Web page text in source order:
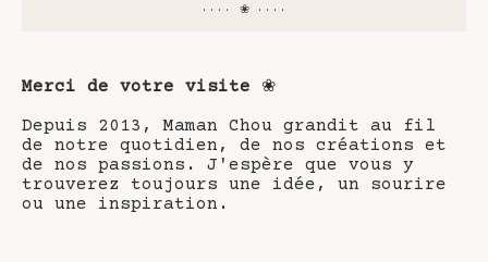
···· ❀ ····
Merci de votre visite ❀
Depuis 2013, Maman Chou grandit au fil
de notre quotidien, de nos créations et
de nos passions. J'espère que vous y
trouverez toujours une idée, un sourire
ou une inspiration.